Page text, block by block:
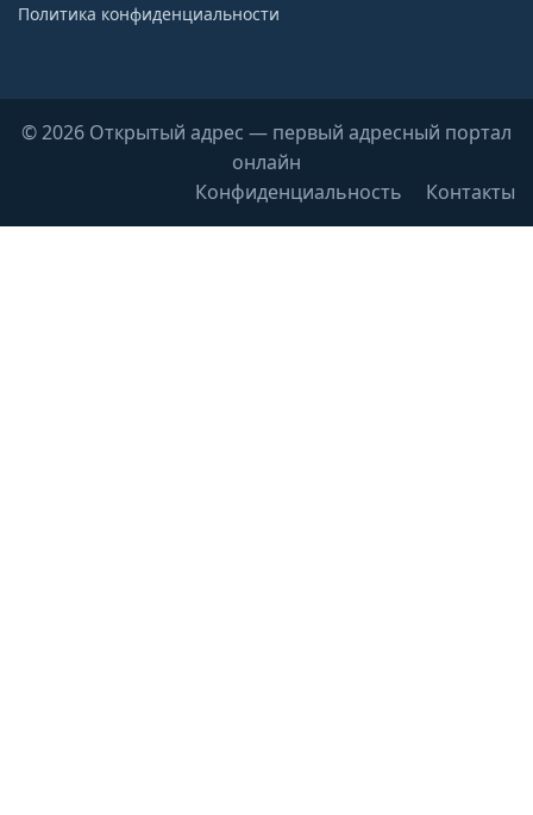
Политика конфиденциальности
© 2026 Открытый адрес — первый адресный портал
онлайн
Конфиденциальность
Контакты